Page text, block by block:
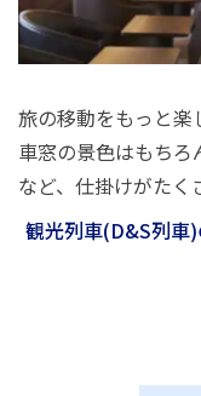
旅の移動をもっと
車窓の景色はもち
など、仕掛けがたく
観光列車(D&S列車